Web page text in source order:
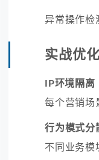
异常操作检
实战优
IP环境隔离
每个营销场
行为模式分
不同业务模